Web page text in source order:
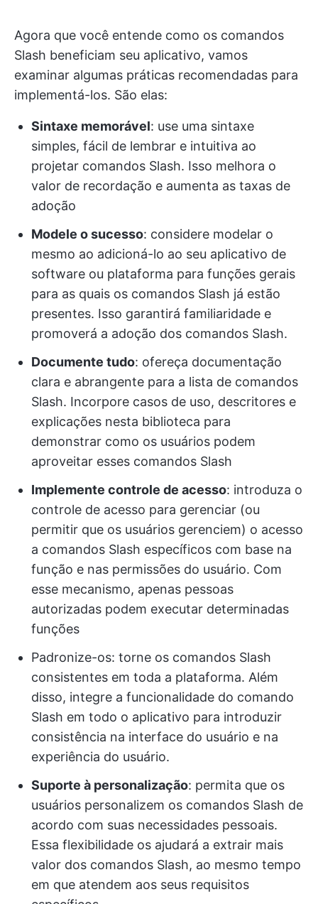
Agora que você entende como os comandos
Slash beneficiam seu aplicativo, vamos
examinar algumas práticas recomendadas para
implementá-los. São elas:
Sintaxe memorável: use uma sintaxe
simples, fácil de lembrar e intuitiva ao
projetar comandos Slash. Isso melhora o
valor de recordação e aumenta as taxas de
adoção
Modele o sucesso: considere modelar o
mesmo ao adicioná-lo ao seu aplicativo de
software ou plataforma para funções gerais
para as quais os comandos Slash já estão
presentes. Isso garantirá familiaridade e
promoverá a adoção dos comandos Slash.
Documente tudo: ofereça documentação
clara e abrangente para a lista de comandos
Slash. Incorpore casos de uso, descritores e
explicações nesta biblioteca para
demonstrar como os usuários podem
aproveitar esses comandos Slash
Implemente controle de acesso: introduza o
controle de acesso para gerenciar (ou
permitir que os usuários gerenciem) o acesso
a comandos Slash específicos com base na
função e nas permissões do usuário. Com
esse mecanismo, apenas pessoas
autorizadas podem executar determinadas
funções
Padronize-os: torne os comandos Slash
consistentes em toda a plataforma. Além
disso, integre a funcionalidade do comando
Slash em todo o aplicativo para introduzir
consistência na interface do usuário e na
experiência do usuário.
Suporte à personalização: permita que os
usuários personalizem os comandos Slash de
acordo com suas necessidades pessoais.
Essa flexibilidade os ajudará a extrair mais
valor dos comandos Slash, ao mesmo tempo
em que atendem aos seus requisitos